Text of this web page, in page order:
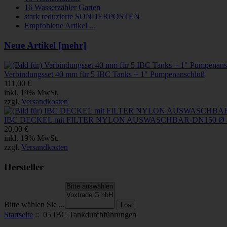
16 Wasserzähler Garten
stark reduzierte SONDERPOSTEN
Empfohlene Artikel ...
Neue Artikel [mehr]
Verbindungsset 40 mm für 5 IBC Tanks + 1" Pumpenanschluß
111,00 €
inkl. 19% MwSt.
zzgl. Versandkosten
IBC DECKEL mit FILTER NYLON AUSWASCHBAR-DN150 Ø
20,00 €
inkl. 19% MwSt.
zzgl. Versandkosten
Hersteller
Bitte wählen Sie ...
Startseite :: 05 IBC Tankdurchführungen